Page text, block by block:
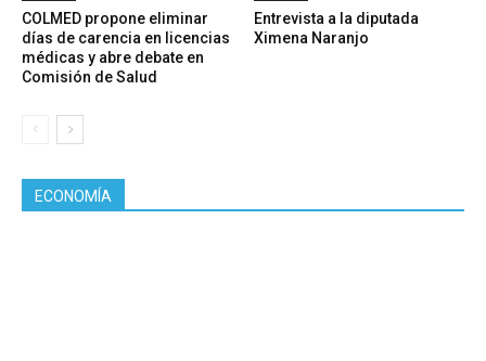
COLMED propone eliminar
días de carencia en licencias
médicas y abre debate en
Comisión de Salud
Entrevista a la diputada
Ximena Naranjo
ECONOMÍA